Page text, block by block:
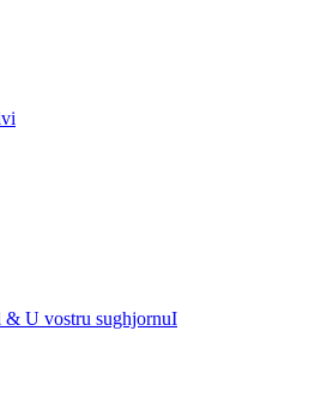
& U vostru sughjornuI